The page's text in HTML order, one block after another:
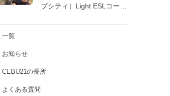
ブシティ）Light ESLコース
一覧
お知らせ
CEBU21の長所
よくある質問